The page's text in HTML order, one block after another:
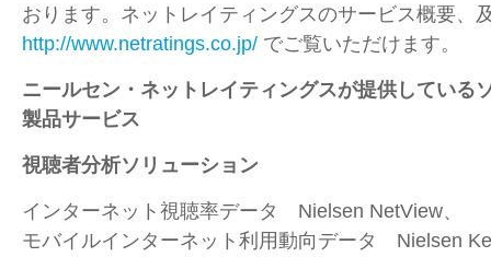
おります。ネットレイティングスのサービス概要、
http://www.netratings.co.jp/ でご覧いただけます。
ニールセン・ネットレイティングスが提供している
製品サービス
視聴者分析ソリューション
インターネット視聴率データ Nielsen NetView、
モバイルインターネット利用動向データ Nielsen